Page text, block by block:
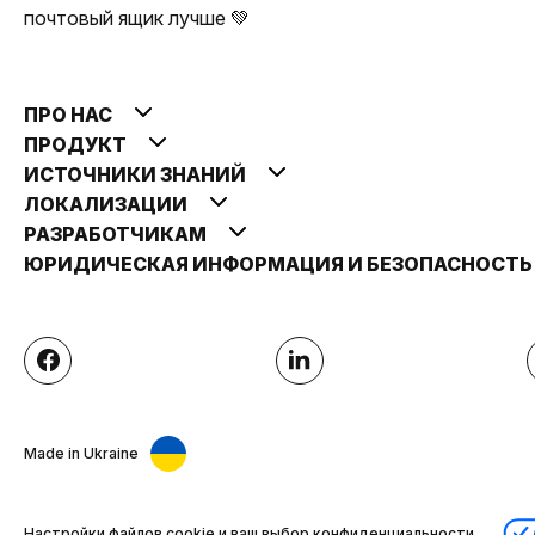
почтовый ящик лучше 💚
ПРО НАС
ПРОДУКТ
ИСТОЧНИКИ ЗНАНИЙ
ЛОКАЛИЗАЦИИ
РАЗРАБОТЧИКАМ
ЮРИДИЧЕСКАЯ ИНФОРМАЦИЯ И БЕЗОПАСНОСТЬ
Made in Ukraine